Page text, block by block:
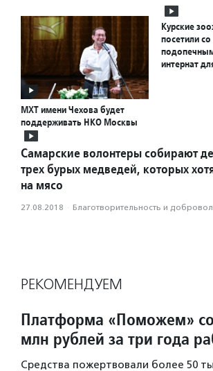
МХТ имени Чехова будет
поддерживать НКО Москвы
Курские
посетили
интернат
Самарские волонтеры собирают
трех бурых медведей, которых
на мясо
27.08.2018 · Благотвори­тель­ность и
РЕКОМЕНДУЕМ
Платформа «Поможем»
млн рублей за три года
Средства пожертвовали более 50